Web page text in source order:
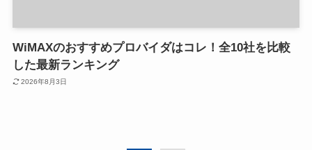
WiMAXのおすすめプロバイダはコレ！全10社を比較
した最新ランキング
2026年8月3日